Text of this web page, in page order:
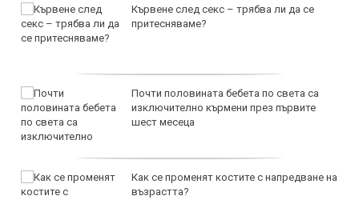
Кървене след секс – трябва ли да се
притесняваме?
Почти половината бебета по света са
изключително кърмени през първите
шест месеца
Как се променят костите с напредване на
възрастта?